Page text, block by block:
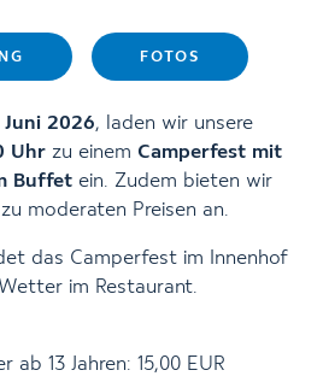
FOTOS
Juni 2026, laden wir unsere
Uhr zu einem Camperfest mit
Buffet ein. Zudem bieten wir
moderaten Preisen an.
das Camperfest im Innenhof
im Restaurant.
ab 13 Jahren: 15,00 EUR